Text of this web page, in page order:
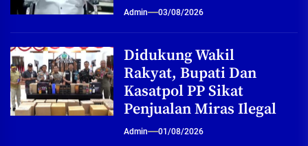
Admin 03/08/2026
Didukung Wakil
Rakyat, Bupati Dan
Kasatpol PP Sikat
Penjualan Miras Ilegal
Admin 01/08/2026